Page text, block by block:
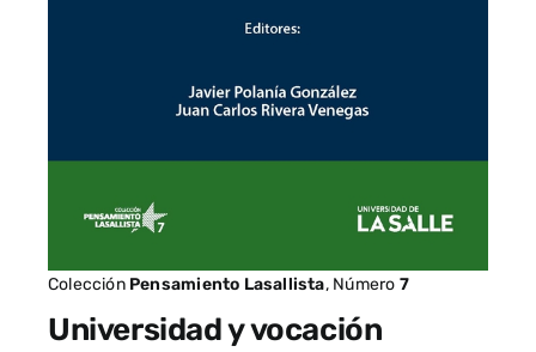
Colección Pensamiento Lasallista, Número 7
Universidad y vocación